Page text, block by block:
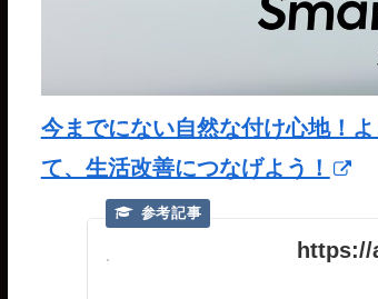
今までにない自然な付け心地！
て、生活改善につなげよう！
https://